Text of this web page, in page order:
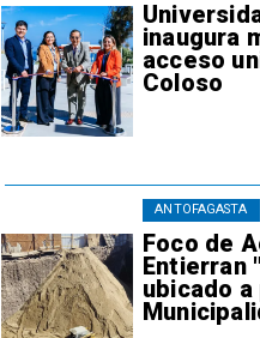
inaugura
acceso
Coloso
Foco de
Entierran
ubicado
ANTOFAGASTA